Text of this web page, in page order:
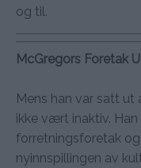
og til.
McGregors Foretak
Mens han var satt ut
ikke vært inaktiv.
forretningsforetak
nyinnspillingen av